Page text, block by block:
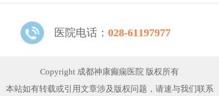
医院电话： 028-61197977
Copyright 成都神康癫痫医院 版权所有
本站如有转载或引用文章涉及版权问题，请速与我们联系